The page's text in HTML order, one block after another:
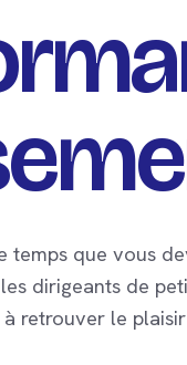
temps que vous
dirigeants de
retrouver le